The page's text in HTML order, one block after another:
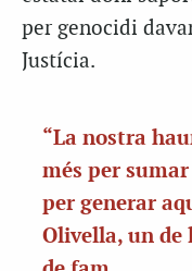
per genocidi
Justícia.
“La nostra
més per
per generar
Olivella, un de